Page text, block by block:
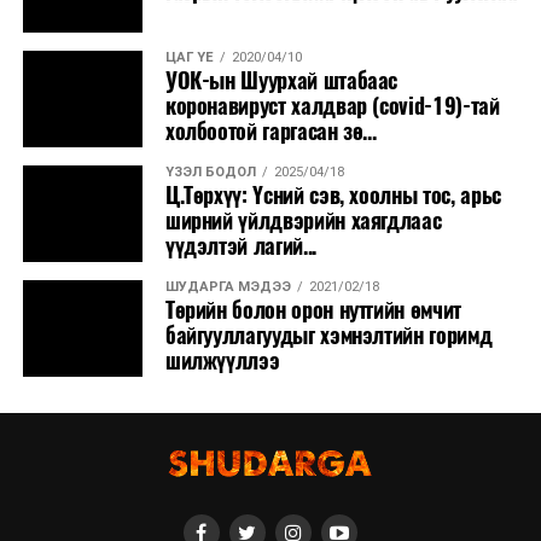
ЦАГ ҮЕ 2020/04/10
УОК-ын Шуурхай штабаас
коронавируст халдвар (covid-19)-тай
холбоотой гаргасан зө...
ҮЗЭЛ БОДОЛ 2025/04/18
Ц.Төрхүү: Үсний сэв, хоолны тос, арьс
ширний үйлдвэрийн хаягдлаас
үүдэлтэй лагий...
ШУДАРГА МЭДЭЭ 2021/02/18
Төрийн болон орон нутгийн өмчит
байгууллагуудыг хэмнэлтийн горимд
шилжүүллээ